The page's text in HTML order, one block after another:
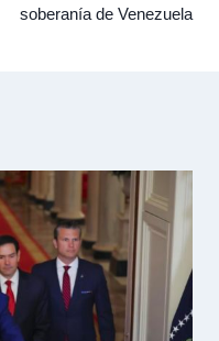
soberanía de Venezuela